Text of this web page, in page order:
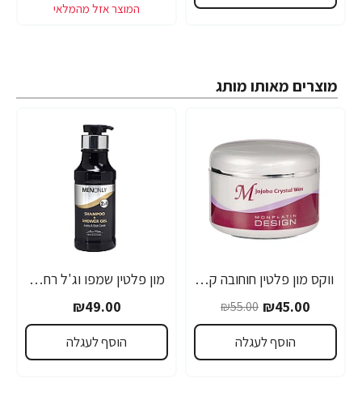
מוצרים מאותו מותג
-18%
ווקס מון פלטין חוחובה קריסטל מקצועי לשיער 250 מ"ל - מבית MON PLATIN PROFESSIONAL
₪45.00
₪55.00
הוסף לעגלה
מון פלטין שמפו וג'ל רחצה לגבר 400 מ"ל - מבית MON PLATIN PROFESSIONAL
₪49.00
הוסף לעגלה